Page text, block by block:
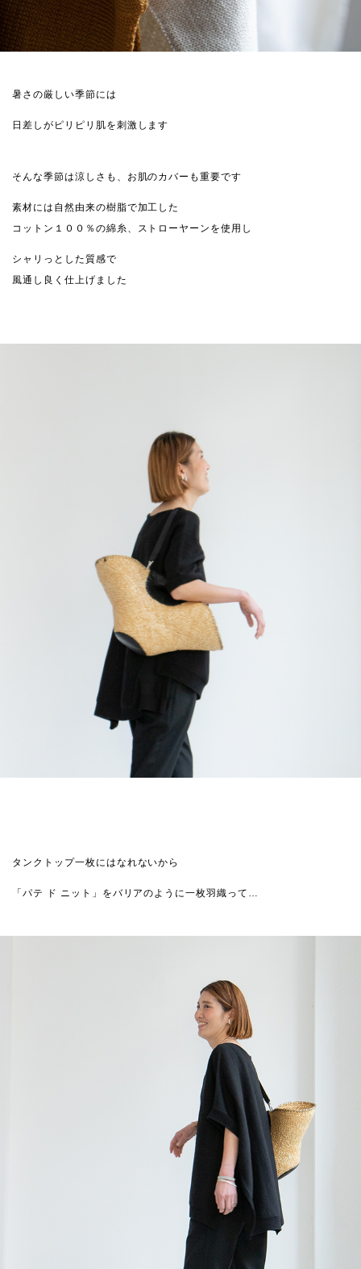
暑さの厳しい季節には
日差しがピリピリ肌を刺激します
そんな季節は涼しさも、お肌のカバーも重要です
素材には自然由来の樹脂で加工した
コットン１００％の綿糸、ストローヤーンを使用し
シャリっとした質感で
風通し良く仕上げました
タンクトップ一枚にはなれないから
「パテ ド ニット」をバリアのように一枚羽織って…